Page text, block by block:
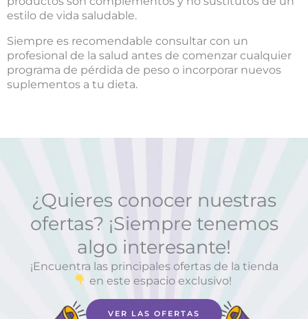
estilo de vida saludable.
Siempre es recomendable consultar con un
profesional de la salud antes de comenzar cualquier
programa de pérdida de peso o incorporar nuevos
suplementos a tu dieta.
¿Quieres conocer nuestras
ofertas? ¡Siempre tenemos
algo interesante!
¡Encuentra las principales ofertas de la tienda
en este espacio exclusivo!
VER LAS OFERTAS